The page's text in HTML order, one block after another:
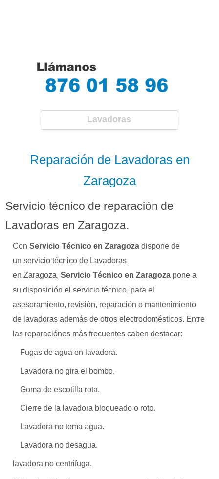
Lavadoras
Reparación de Lavadoras en
Zaragoza
Servicio técnico de reparación de
Lavadoras en Zaragoza.
Con Servicio Técnico en Zaragoza dispone de
un servicio técnico de Lavadoras
en Zaragoza, Servicio Técnico en Zaragoza pone a
su disposición el servicio técnico, para el
asesoramiento, revisión, reparación o mantenimiento
de lavadoras además de otros electrodomésticos. Entre
las reparaciónes más frecuentes caben destacar:
Fugas de agua en lavadora.
Lavadora no gira el bombo.
Goma de escotilla rota.
Cierre de la lavadora bloqueado o roto.
Lavadora no toma agua.
Lavadora no desagua.
lavadora no centrifuga.